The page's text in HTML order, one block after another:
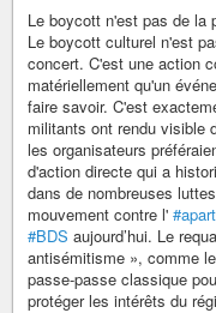
Le boycott n'est pas de la
Le boycott culturel n'est
concert. C'est une action
matériellement qu'un
faire savoir. C'est
militants ont rendu visible
les organisateurs
d'action directe qui a
dans de nombreuses
mouvement contre l'
#BDS aujourd’hui. Le
antisémitisme », comme
passe-passe classique
protéger les intérêts du